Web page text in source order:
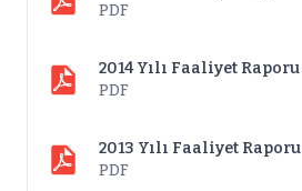
PDF
2014 Yılı Faaliyet Raporu
PDF
2013 Yılı Faaliyet Raporu
PDF